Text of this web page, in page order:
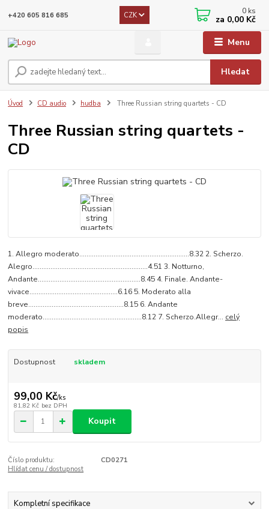
Menu
CZK
Hledat
+420 605 816 685 0 ks
za 0,00 Kč
Úvod CD audio hudba Three Russian string quartets - CD
Three Russian string quartets -
CD
1. Allegro moderato………………………………………………….…8.32 2. Scherzo.
Alegro…………………………………………………...….4.51 3. Notturno,
Andante……………………………………………...…8.45 4. Finale. Andante-
vivace……………………………………….…6.16 5. Moderato alla
breve………………………………………...…..8.15 6. Andante
moderato…………………………………………….…8.12 7. Scherzo.Allegr... celý
popis
Dostupnost skladem
99,00 Kč/ks
81,82 Kč bez DPH
Koupit
Číslo produktu:
CD0271
Hlídat cenu / dostupnost
Kompletní specifikace